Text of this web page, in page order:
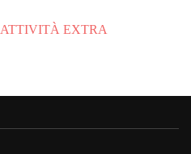
ATTIVITÀ EXTRA